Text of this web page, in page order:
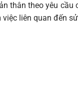
thân theo yêu cầu
liên quan đến